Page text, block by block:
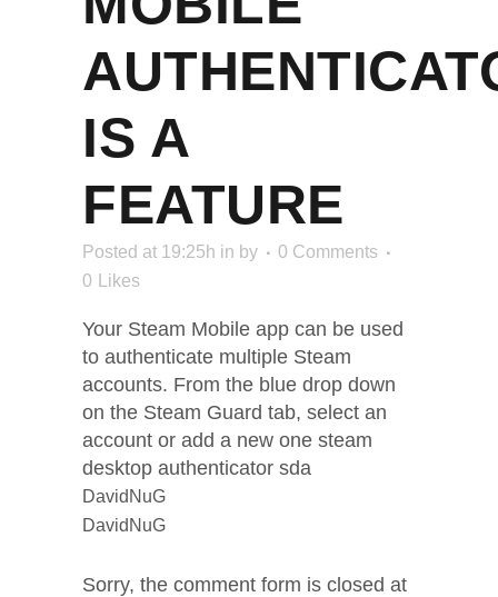
IS A
FEATURE
Posted at 19:25h in by
0 Comments
0
Likes
Your Steam Mobile app can be used
to authenticate multiple Steam
accounts. From the blue drop down
on the Steam Guard tab, select an
account or add a new one steam
desktop authenticator sda
DavidNuG
DavidNuG
Sorry, the comment form is closed at